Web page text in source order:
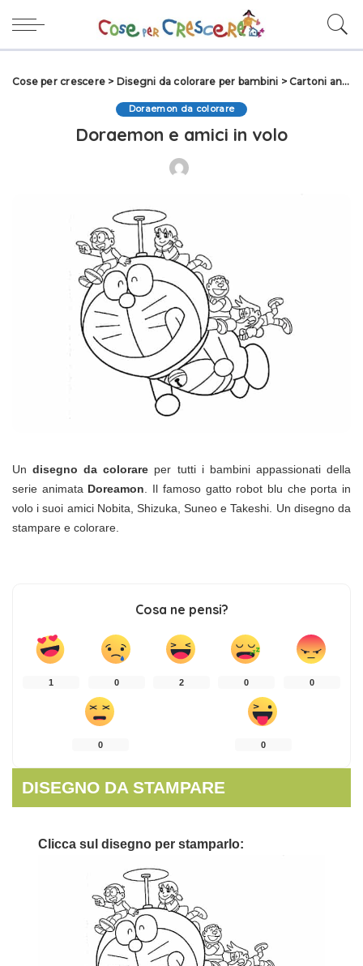
Cose per crescere > Disegni da colorare per bambini >Cartoni animati da colorare
Doraemon da colorare
Doraemon e amici in volo
Undisegno da colorare per tutti i bambini appassionati della
serie animata Doreamon . Il famoso gatto robot blu che porta in
volo i suoi amici Nobita, Shizuka, Suneo e Takeshi. Un disegno da
stampare e colorare.
Cosa ne pensi?
1 0 2 0 0
0 0
DISEGNO DA STAMPARE
Clicca sul disegno per stamparlo: